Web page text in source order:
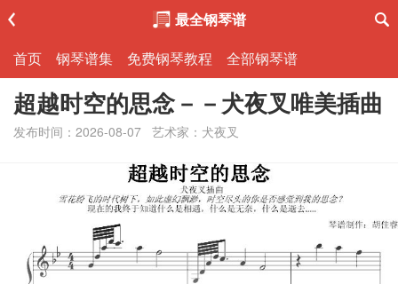
最全钢琴谱
首页
钢琴谱集 免费钢琴教程 全部钢琴谱
超越时空的思念－－犬夜叉唯美插曲
发布时间：2026-08-07 艺术家：犬夜叉